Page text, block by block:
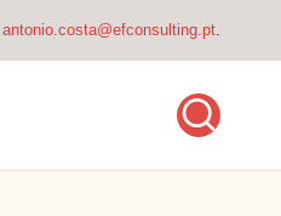
antonio.costa@efconsulting.pt.